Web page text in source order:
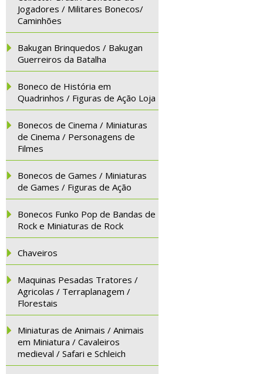
Jogadores / Militares Bonecos/
Caminhões
Bakugan Brinquedos / Bakugan
Guerreiros da Batalha
Boneco de História em
Quadrinhos / Figuras de Ação Loja
Bonecos de Cinema / Miniaturas
de Cinema / Personagens de
Filmes
Bonecos de Games / Miniaturas
de Games / Figuras de Ação
Bonecos Funko Pop de Bandas de
Rock e Miniaturas de Rock
Chaveiros
Maquinas Pesadas Tratores /
Agricolas / Terraplanagem /
Florestais
Miniaturas de Animais / Animais
em Miniatura / Cavaleiros
medieval / Safari e Schleich